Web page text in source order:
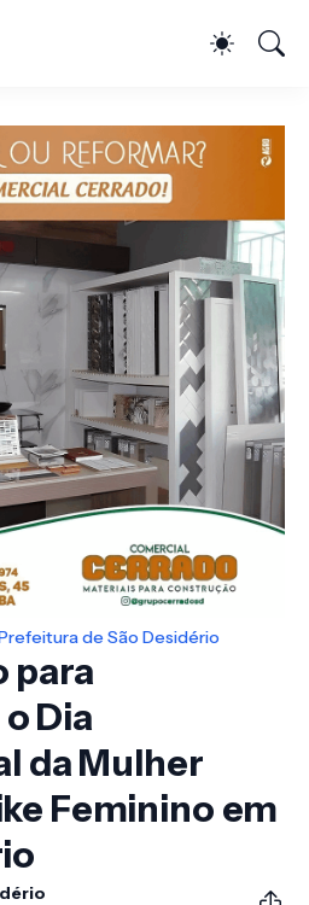
de São Desidério
para
Dia
da Mulher
Feminino em